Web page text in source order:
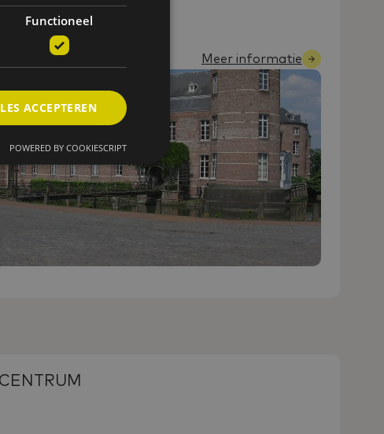
Meer informatie
Functioneel
ACCEPTEREN
POWERED BY COOKIESCRIPT